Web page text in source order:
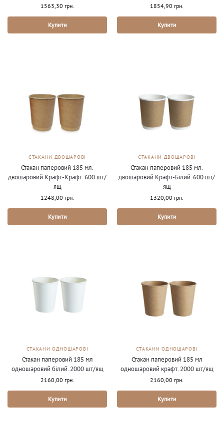
1563,30 грн.
Купити
1854,90 грн.
Купити
СТАКАНИ ДВОШАРОВІ
Стакан паперовий 185 мл.
двошаровий Крафт-Крафт. 600 шт/
ящ
1248,00 грн.
Купити
СТАКАНИ ДВОШАРОВІ
Стакан паперовий 185 мл.
двошаровий Крафт-Білий. 600 шт/
ящ
1320,00 грн.
Купити
СТАКАНИ ОДНОШАРОВІ
Стакан паперовий 185 мл
одношаровий білий. 2000 шт/ящ
2160,00 грн.
Купити
СТАКАНИ ОДНОШАРОВІ
Стакан паперовий 185 мл
одношаровий крафт. 2000 шт/ящ
2160,00 грн.
Купити